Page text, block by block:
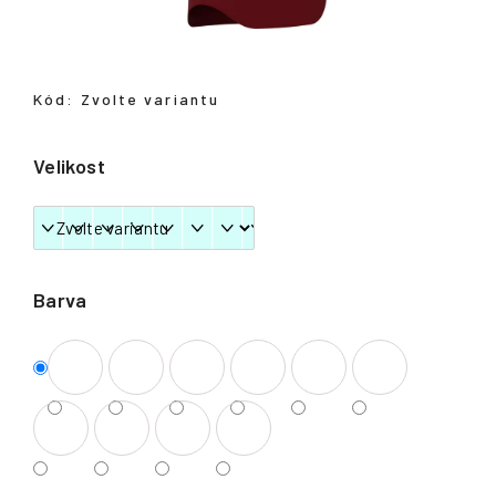
Barva
Velikost
Kód: Zvolte variantu